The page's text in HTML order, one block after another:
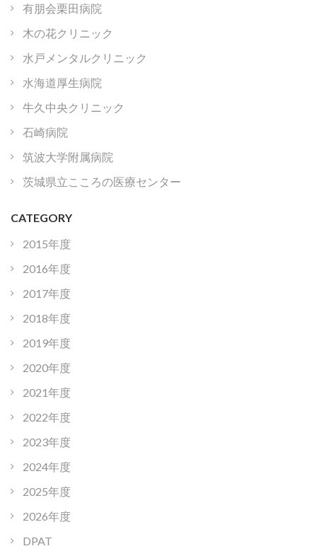
有朋会栗田病院
木の花クリニック
水戸メンタルクリニック
水海道厚生病院
牛久中央クリニック
石崎病院
筑波大学附属病院
茨城県立こころの医療センター
CATEGORY
2015年度
2016年度
2017年度
2018年度
2019年度
2020年度
2021年度
2022年度
2023年度
2024年度
2025年度
2026年度
DPAT